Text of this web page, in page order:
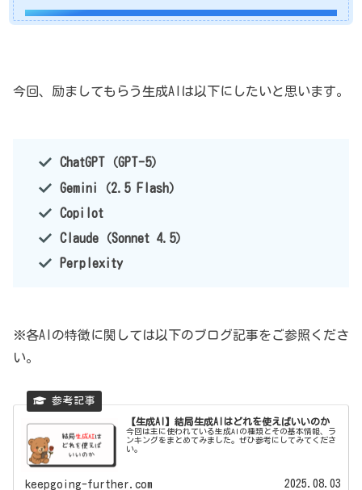
今回、励ましてもらう生成AIは以下にしたいと思います。
ChatGPT（GPT-5）
Gemini（2.5 Flash）
Copilot
Claude（Sonnet 4.5）
Perplexity
※各AIの特徴に関しては以下のブログ記事をご参照くださ
い。
【生成AI】結局生成AIはどれを使えばいいのか
今回は主に使われている生成AIの種類とその基本情報、ラ
ンキングをまとめてみました。ぜひ参考にしてみてくださ
い。
keepgoing-further.com 2025.08.03